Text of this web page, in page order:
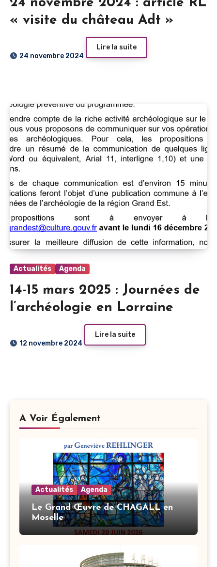
24 novembre 2024 : article RL
« visite du château Adt »
24 novembre 2024
Lire la suite
Actualités Agenda
14-15 mars 2025 : Journées de
l’archéologie en Lorraine
12 novembre 2024
Lire la suite
A Voir Également
Actualités Agenda
Le Grand Œuvre de CHAGALL en
Moselle